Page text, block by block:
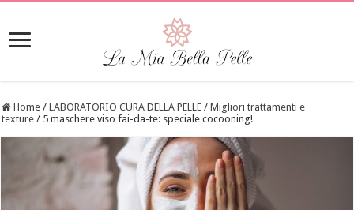
Home / LABORATORIO CURA DELLA PELLE / Migliori trattamenti e
texture / 5 maschere viso fai-da-te: speciale cocooning!